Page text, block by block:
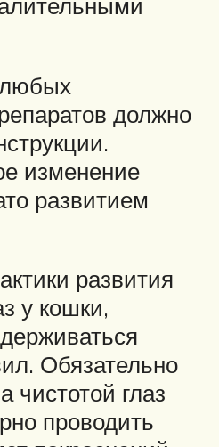
должно
изменение
развитием
развития
у кошки,
Обязательно
чистотой глаз
проводить